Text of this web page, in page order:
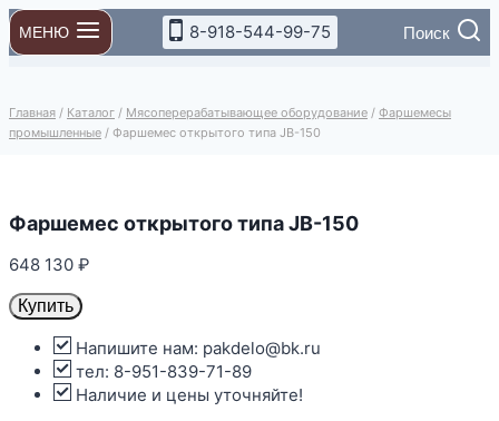
Перейти
к
содержимому
МЕНЮ 8-918-544-99-75 Поиск
Главная / Каталог / Мясоперерабатывающее оборудование / Фаршемесы
промышленные / Фаршемес открытого типа JB-150
Фаршемес открытого типа JB-150
648 130₽
Купить
Напишите нам: pakdelo@bk.ru
тел: 8-951-839-71-89
Наличие и цены уточняйте!